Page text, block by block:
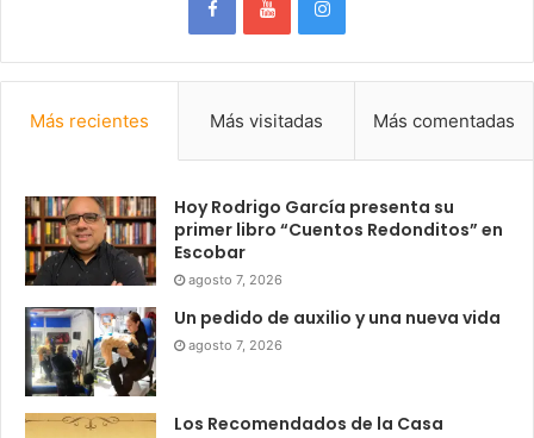
Más recientes Más visitadas Más comentadas
Hoy Rodrigo García presenta su
primer libro “Cuentos Redonditos” en
Escobar
agosto 7, 2026
Un pedido de auxilio y una nueva vida
agosto 7, 2026
Los Recomendados de la Casa